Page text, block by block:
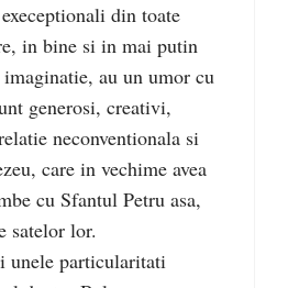
din toate
in bine si in mai putin
au un umor cu
generosi, creativi,
neconventionala si
care in vechime avea
cu Sfantul Petru asa,
satelor lor.
unele particularitati